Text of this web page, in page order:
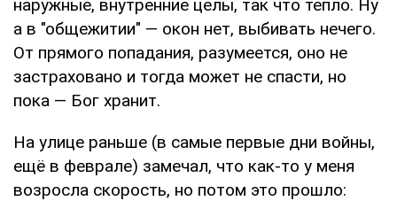
наружные, внутренние целы, так что тепло. Ну
а в "общежитии" — окон нет, выбивать нечего.
От прямого попадания, разумеется, оно не
застраховано и тогда может не спасти, но
пока — Бог хранит.
На улице раньше (в самые первые дни войны,
ещё в феврале) замечал, что как-то у меня
возросла скорость, но потом это прошло: